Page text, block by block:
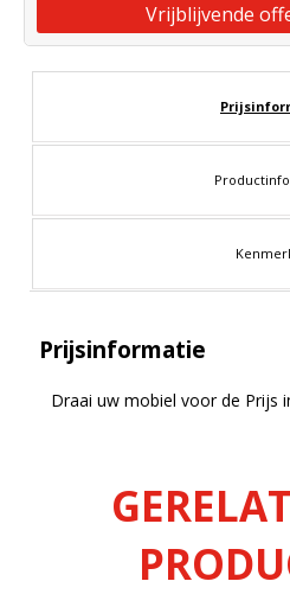
Vrijblijvende
Prijsinformatie
Draai uw mobiel voor de Prijs